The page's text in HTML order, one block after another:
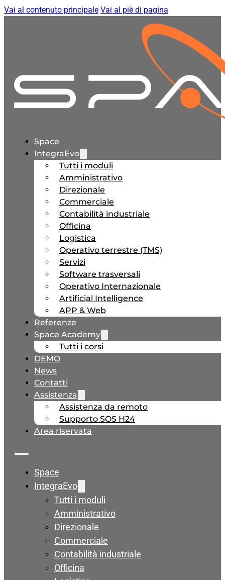
Vai al contenuto principale Vai al piè di pagina
Space
IntegraEvo
Tutti i moduli
Amministrativo
Direzionale
Commerciale
Contabilità industriale
Officina
Logistica
Operativo terrestre (TMS)
Servizi
Software trasversali
Operativo Internazionale
Artificial Intelligence
APP & Web
Referenze
Space Academy
Tutti i corsi
DEMO
News
Contatti
Assistenza
Assistenza da remoto
Supporto SOS H24
Area riservata
Space
IntegraEvo
Tutti i moduli
Amministrativo
Direzionale
Commerciale
Contabilità industriale
Officina